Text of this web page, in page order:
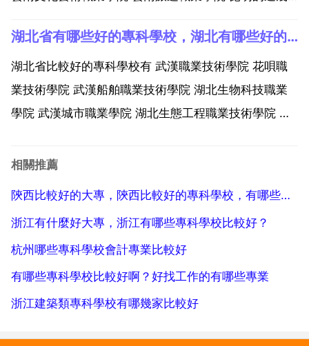
校 2 雲南林業職業技術學院 0 雲南交通職業技術學院 7
雲南機電職業技術學院 2 雲南城市建...
湖北省有哪些好的專科學校，湖北有哪些好的專科院校
湖北省比較好的專科學校有 武漢職業技術學院 花唄職
業技術學院 武漢船舶職業技術學院 湖北生物科技職業
學院 武漢城市職業學院 湖北生態工程職業技術學院 武
技術學院 武漢軟體工程職業學院 湖北中醫藥高等專科
相關推薦
陝西比較好的大專，陝西比較好的專科學校，有哪些？？？
浙江有什麼好大專，浙江有哪些專科學校比較好？
杭州哪些專科學校會計專業比較好
有哪些專科學校比較好啊？好找工作的有哪些專業
浙江建築類專科學校有哪幾家比較好